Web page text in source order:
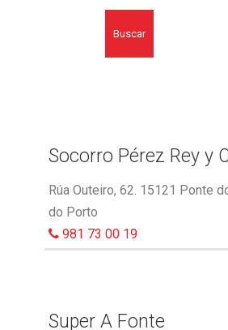
Buscar
Socorro Pérez Rey y
Rúa Outeiro, 62. 15121 Ponte
do Porto
981 73 00 19
Super A Fonte